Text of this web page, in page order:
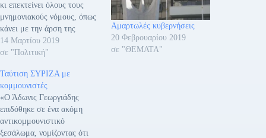
κι επεκτείνει όλους τους
μνημονιακούς νόμους, όπως
κάνει με την άρση της
προστασίας της α’
κατοικίας, που νομοθετεί
τους ολιγάρχες, που είναι ο
σημαιοφόρος της ΕΕ και του
ΝΑΤΟ, βρίσκεται στο ίδιο
«μαύρο» μέτωπο με τη ΝΔ
του κ.…
14 Μαρτίου 2019
σε "Πολιτική"
Αμαρτωλές κυβερνήσεις
20 Φεβρουαρίου 2019
σε "ΘΕΜΑΤΑ"
Ταύτιση ΣΥΡΙΖΑ με
κομμουνιστές
«Ο Άδωνις Γεωργιάδης
επιδόθηκε σε ένα ακόμη
αντικομμουνιστικό
ξεσάλωμα, νομίζοντας ότι